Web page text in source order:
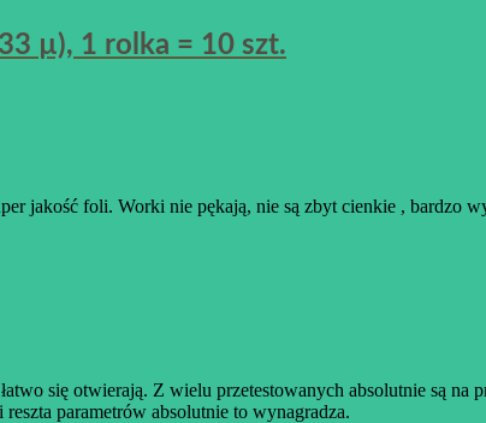
µ), 1 rolka = 10 szt.
jakość foli. Worki nie pękają, nie są zbyt cienkie , bardzo
się otwierają. Z wielu przetestowanych absolutnie są
parametrów absolutnie to wynagradza.